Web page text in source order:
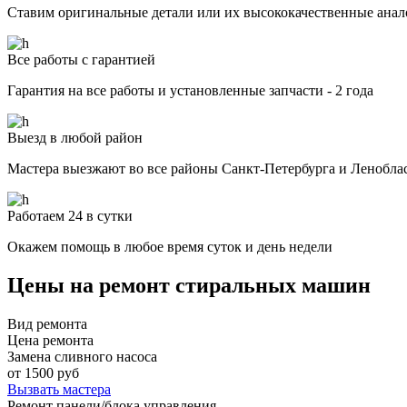
Ставим оригинальные детали или их высококачественные
Все работы с гарантией
Гарантия на все работы и установленные запчасти - 2 года
Выезд в любой район
Мастера выезжают во все районы Санкт-Петербурга и
Работаем 24 в сутки
Окажем помощь в любое время суток и день недели
Цены на ремонт стиральных машин
Вид ремонта
Цена ремонта
Замена сливного насоса
от 1500 руб
Вызвать мастера